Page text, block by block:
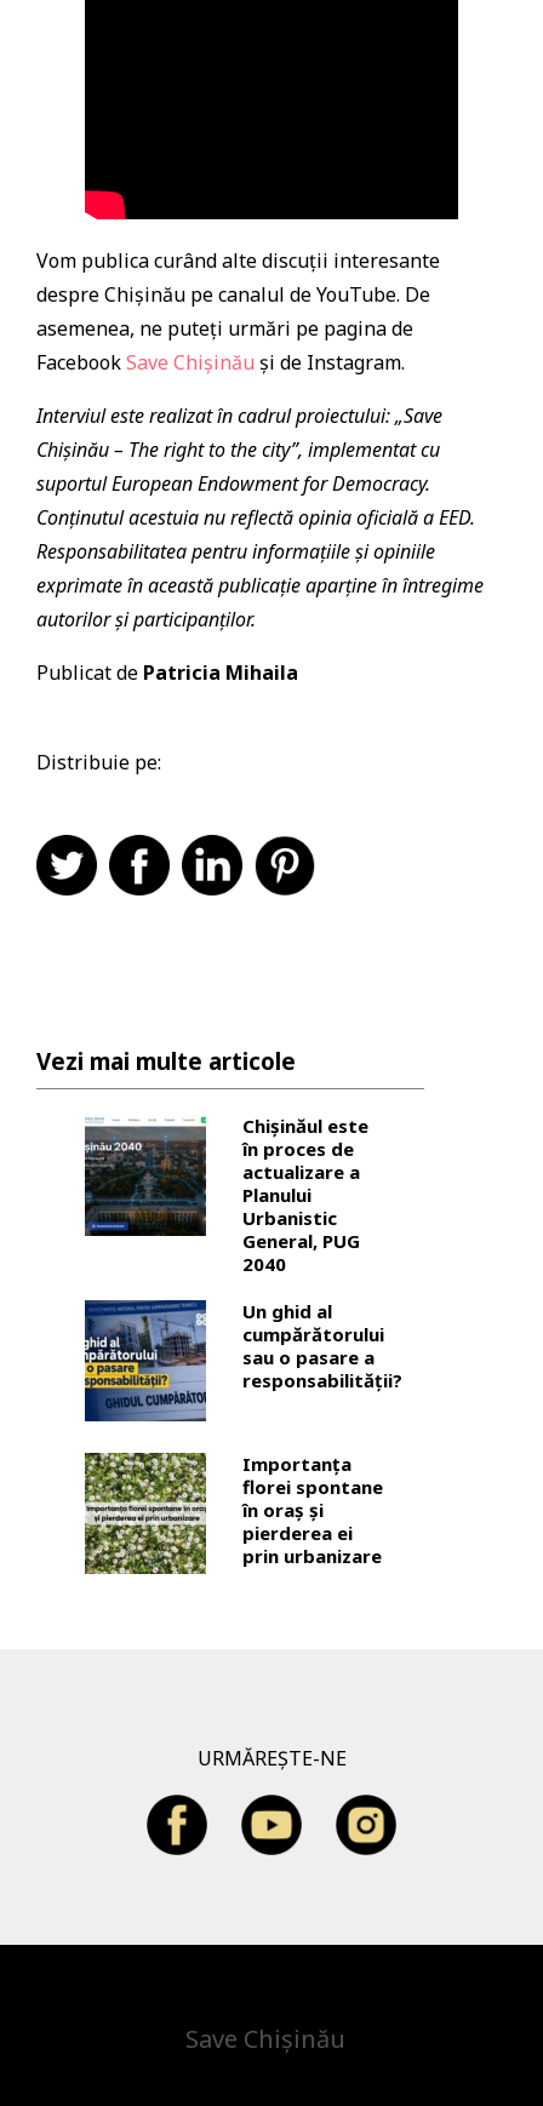
Vom publica curând alte discuții interesante
despre Chișinău pe canalul de YouTube. De
asemenea, ne puteți urmări pe pagina de
FacebookSave Chișinău și de Instagram.
Interviul este realizat în cadrul proiectului: „Save
Chișinău – The right to the city”, implementat cu
suportul European Endowment for Democracy.
Conținutul acestuia nu reflectă opinia oficială a EED.
Responsabilitatea pentru informațiile și opiniile
exprimate în această publicație aparține în întregime
autorilor și participanților.
Publicat de Patricia Mihaila
Distribuie pe:
Vezi mai multe articole
Chișinăul este
în proces de
actualizare a
Planului
Urbanistic
General, PUG
2040
Un ghid al
cumpărătorului
sau o pasare a
responsabilității?
Importanța
florei spontane
în oraș și
pierderea ei
prin urbanizare
URMĂREȘTE-NE
Save Chișinău